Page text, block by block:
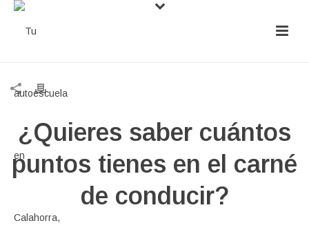
¿Quieres saber cuántos
puntos tienes en el carné
de conducir?